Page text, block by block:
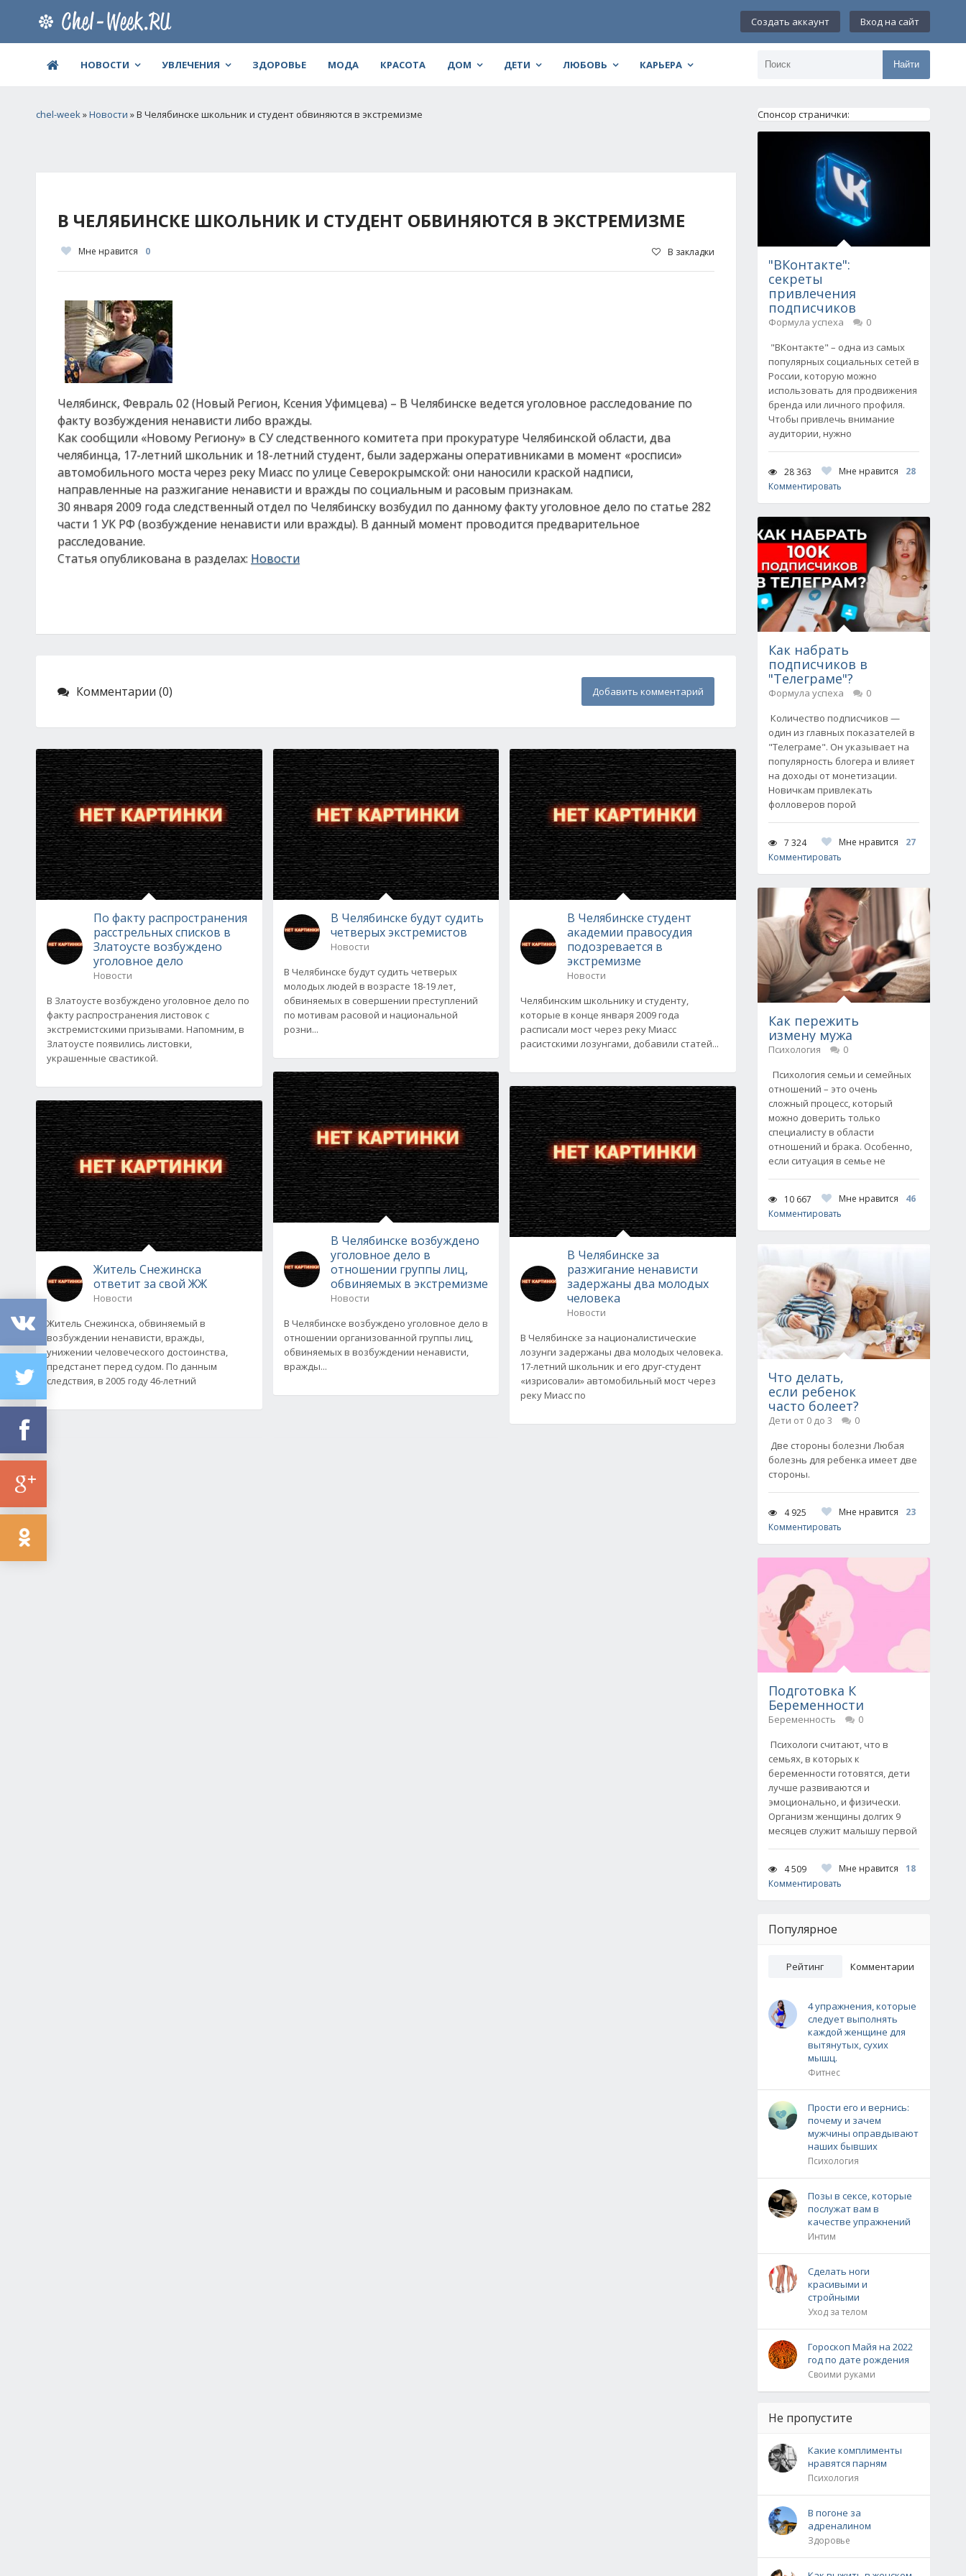
Создать аккаунт Вход на сайт
НОВОСТИ УВЛЕЧЕНИЯ ЗДОРОВЬЕ МОДА КРАСОТА ДОМ ДЕТИ ЛЮБОВЬ КАРЬЕРА Найти
chel-week»Новости » В Челябинске школьник и студент обвиняются в экстремизме
В ЧЕЛЯБИНСКЕ ШКОЛЬНИК И СТУДЕНТ ОБВИНЯЮТСЯ В ЭКСТРЕМИЗМЕ
Мне нравится 0 В закладки
Челябинск, Февраль 02 (Новый Регион, Ксения Уфимцева) – В Челябинске ведется уголовное расследование по
факту возбуждения ненависти либо вражды.
Как сообщили «Новому Региону» в СУ следственного комитета при прокуратуре Челябинской области, два
челябинца, 17-летний школьник и 18-летний студент, были задержаны оперативниками в момент «росписи»
автомобильного моста через реку Миасс по улице Северокрымской: они наносили краской надписи,
направленные на разжигание ненависти и вражды по социальным и расовым признакам.
30 января 2009 года следственный отдел по Челябинску возбудил по данному факту уголовное дело по статье 282
части 1 УК РФ (возбуждение ненависти или вражды). В данный момент проводится предварительное
расследование.
Статья опубликована в разделах: Новости
Комментарии (0) Добавить комментарий
По факту распространения
расстрельных списков в
Златоусте возбуждено
уголовное дело
Новости
В Златоусте возбуждено уголовное дело по
факту распространения листовок с
экстремистскими призывами. Напомним, в
Златоусте появились листовки,
украшенные свастикой.
Житель Снежинска
ответит за свой ЖЖ
Новости
Житель Снежинска, обвиняемый в
возбуждении ненависти, вражды,
унижении человеческого достоинства,
предстанет перед судом. По данным
следствия, в 2005 году 46-летний
В Челябинске будут судить
четверых экстремистов
Новости
В Челябинске будут судить четверых
молодых людей в возрасте 18-19 лет,
обвиняемых в совершении преступлений
по мотивам расовой и национальной
розни...
В Челябинске возбуждено
уголовное дело в
отношении группы лиц,
обвиняемых в экстремизме
Новости
В Челябинске возбуждено уголовное дело в
отношении организованной группы лиц,
обвиняемых в возбуждении ненависти,
вражды...
В Челябинске студент
академии правосудия
подозревается в
экстремизме
Новости
Челябинским школьнику и студенту,
которые в конце января 2009 года
расписали мост через реку Миасс
расистскими лозунгами, добавили статей...
В Челябинске за
разжигание ненависти
задержаны два молодых
человека
Новости
В Челябинске за националистические
лозунги задержаны два молодых человека.
17-летний школьник и его друг-студент
«изрисовали» автомобильный мост через
реку Миасс по
Спонсор странички:
"ВКонтакте":
секреты
привлечения
подписчиков
Формула успеха
0
"ВКонтакте" – одна из самых
популярных социальных сетей в
России, которую можно
использовать для продвижения
бренда или личного профиля.
Чтобы привлечь внимание
аудитории, нужно
28 363 Мне нравится
28
Комментировать
Как набрать
подписчиков в
"Телеграме"?
Формула успеха
0
Количество подписчиков —
один из главных показателей в
"Телеграме". Он указывает на
популярность блогера и влияет
на доходы от монетизации.
Новичкам привлекать
фолловеров порой
7 324 Мне нравится
27
Комментировать
Как пережить
измену мужа
Психология
0
Психология семьи и семейных
отношений – это очень
сложный процесс, который
можно доверить только
специалисту в области
отношений и брака. Особенно,
если ситуация в семье не
10 667 Мне нравится
46
Комментировать
Что делать,
если ребенок
часто болеет?
Дети от 0 до 3
0
Две стороны болезни Любая
болезнь для ребенка имеет две
стороны.
4 925 Мне нравится
23
Комментировать
Подготовка К
Беременности
Беременность
0
Психологи считают, что в
семьях, в которых к
беременности готовятся, дети
лучше развиваются и
эмоционально, и физически.
Организм женщины долгих 9
месяцев служит малышу первой
4 509 Мне нравится
18
Комментировать
Популярное
Рейтинг Комментарии
4 упражнения, которые
следует выполнять
каждой женщине для
вытянутых, сухих
мышц.
Фитнес
Прости его и вернись:
почему и зачем
мужчины оправдывают
наших бывших
Психология
Позы в сексе, которые
послужат вам в
качестве упражнений
Интим
Сделать ноги
красивыми и
стройными
Уход за телом
Гороскоп Майя на 2022
год по дате рождения
Своими руками
Не пропустите
Какие комплименты
нравятся парням
Психология
В погоне за
адреналином
Здоровье